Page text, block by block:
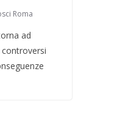
Roma
ad